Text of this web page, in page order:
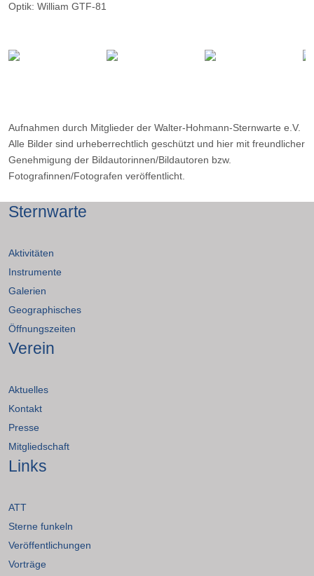
Optik: William GTF-81
Ort: Ober Holte
Aufnahmen durch Mitglieder der Walter-Hohmann-Sternwarte e.V.
Alle Bilder sind urheberrechtlich geschützt und hier mit freundlicher
Genehmigung der Bildautorinnen/Bildautoren bzw.
Fotografinnen/Fotografen veröffentlicht.
Sternwarte
Aktivitäten
Instrumente
Galerien
Geographisches
Öffnungszeiten
Verein
Aktuelles
Kontakt
Presse
Mitgliedschaft
Links
ATT
Sterne funkeln
Veröffentlichungen
Vorträge